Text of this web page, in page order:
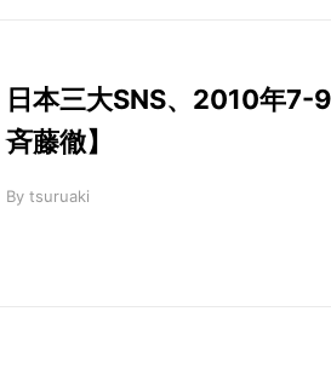
日本三大SNS、2010年7-
斉藤徹】
By tsuruaki